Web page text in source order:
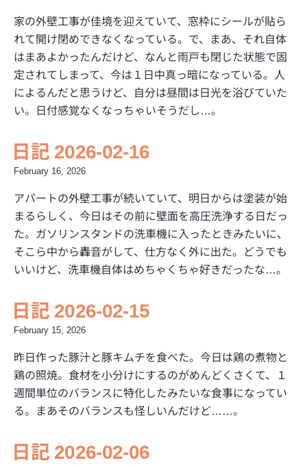
家の外壁工事が佳境を迎えていて、窓枠にシールが貼ら
れて開け閉めできなくなっている。で、まあ、それ自体
はまあよかったんだけど、なんと雨戸も閉じた状態で固
定されてしまって、今は１日中真っ暗になっている。人
によるんだと思うけど、自分は昼間は日光を浴びていた
い。日付感覚なくなっちゃいそうだし…。
日記 2026-02-16
February 16, 2026
アパートの外壁工事が続いていて、明日からは塗装が始
まるらしく、今日はその前に壁面を高圧洗浄する日だっ
た。ガソリンスタンドの洗車機に入ったときみたいに、
そこら中から轟音がして、仕方なく外に出た。どうでも
いいけど、洗車機自体はめちゃくちゃ好きだったな…。
日記 2026-02-15
February 15, 2026
昨日作った豚汁と豚キムチを食べた。今日は鶏の煮物と
鶏の照焼。食材を小分けにするのがめんどくさくて、１
週間単位のバランスに特化したみたいな食事になってい
る。まあそのバランスも怪しいんだけど……。
日記 2026-02-06